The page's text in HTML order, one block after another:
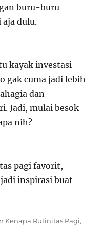
buru-buru
dulu.
kayak investasi
gak cuma jadi lebih
dan
Jadi, mulai besok
nih?
pagi favorit,
inspirasi buat
Kenapa Rutinitas Pagi,